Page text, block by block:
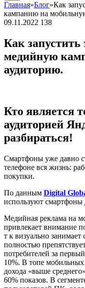
Главная»Блог»Как
кампанию на
09.11.2022 138
Как
медийную
аудиторию.
Кто является
аудиторией
разбираться!
Смартфоны уже давно
телефоне вся жизнь:
покупки.
По данным Digital
используют смартфоны
Медийная реклама на
привлекает внимание
т к визуально занимает
полностью
потребителей за
10%. В топе
дохода «выше
60% показов. В